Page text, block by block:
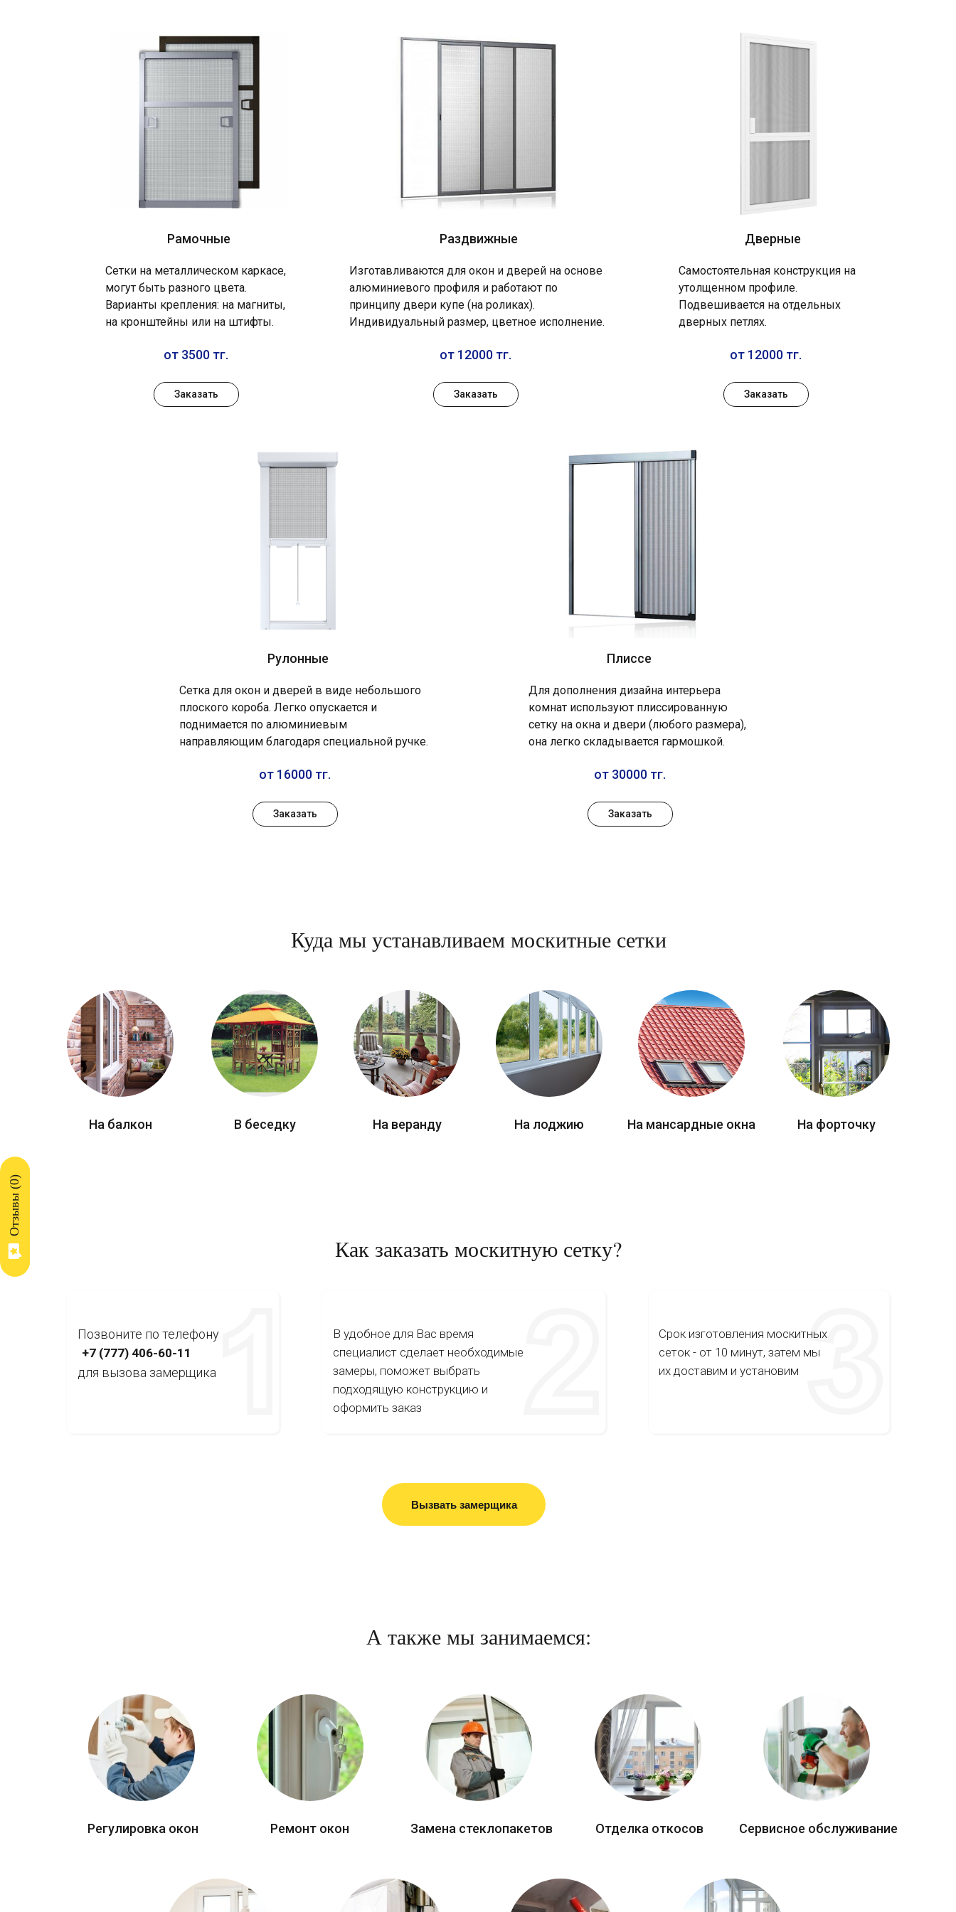
от 16000 тг.
Рамочные Раздвижные Дверные
Плиссе
Сетки на металлическом каркасе,
могут быть разного цвета.
Варианты крепления: на магниты,
на кронштейны или на штифты.
Изготавливаются для окон и дверей на основе
алюминиевого профиля и работают по
принципу двери купе (на роликах).
Индивидуальный размер, цветное исполнение.
Самостоятельная конструкция на
утолщенном профиле.
Подвешивается на отдельных
дверных петлях.
Для дополнения дизайна интерьера
комнат используют плиссированную
сетку на окна и двери (любого размера),
она легко складывается гармошкой.
от 3500 тг. от 12000 тг. от 12000 тг.
от 30000 тг.
Заказать Заказать Заказать
Заказать
Заказать
Рулонные
Сетка для окон и дверей в виде небольшого
плоского короба. Легко опускается и
поднимается по алюминиевым
направляющим благодаря специальной ручке.
Куда мы устанавливаем москитные сетки
На балкон В беседку На веранду На лоджию На мансардные окна На форточку
Как заказать москитную сетку?
Позвоните по телефону
В удобное для Вас время
специалист сделает необходимые
замеры, поможет выбрать
подходящую конструкцию и
оформить заказ
Срок изготовления москитных
сеток - от 10 минут, затем мы
их доставим и установим
+7 (777) 406-60-11
для вызова замерщика
Вызвать замерщика
А также мы занимаемся:
Регулировка окон Ремонт окон Замена стеклопакетов Отделка откосов Сервисное обслуживание
Отзывы (
0
)